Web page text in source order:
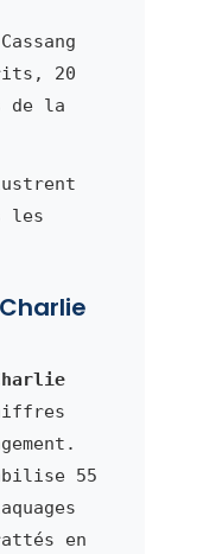
20
de la
les
55
en